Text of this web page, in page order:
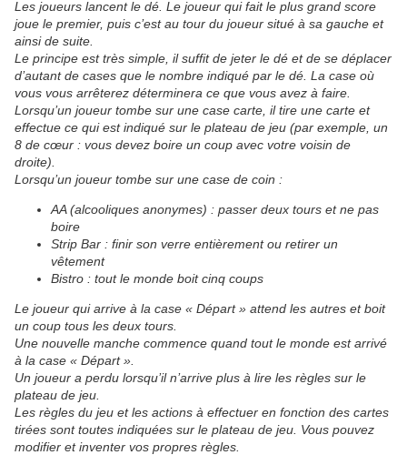
Les joueurs lancent le dé. Le joueur qui fait le plus grand score
joue le premier, puis c’est au tour du joueur situé à sa gauche et
ainsi de suite.
Le principe est très simple, il suffit de jeter le dé et de se déplacer
d’autant de cases que le nombre indiqué par le dé. La case où
vous vous arrêterez déterminera ce que vous avez à faire.
Lorsqu’un joueur tombe sur une case carte, il tire une carte et
effectue ce qui est indiqué sur le plateau de jeu (par exemple, un
8 de cœur : vous devez boire un coup avec votre voisin de
droite).
Lorsqu’un joueur tombe sur une case de coin :
AA (alcooliques anonymes) : passer deux tours et ne pas
boire
Strip Bar : finir son verre entièrement ou retirer un
vêtement
Bistro : tout le monde boit cinq coups
Le joueur qui arrive à la case « Départ » attend les autres et boit
un coup tous les deux tours.
Une nouvelle manche commence quand tout le monde est arrivé
à la case « Départ ».
Un joueur a perdu lorsqu’il n’arrive plus à lire les règles sur le
plateau de jeu.
Les règles du jeu et les actions à effectuer en fonction des cartes
tirées sont toutes indiquées sur le plateau de jeu. Vous pouvez
modifier et inventer vos propres règles.